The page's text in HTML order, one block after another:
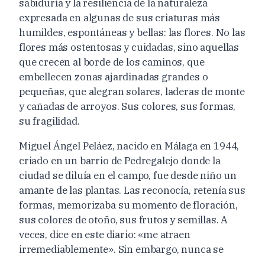
sabiduría y la resiliencia de la naturaleza
expresada en algunas de sus criaturas más
humildes, espontáneas y bellas: las flores. No las
flores más ostentosas y cuidadas, sino aquellas
que crecen al borde de los caminos, que
embellecen zonas ajardinadas grandes o
pequeñas, que alegran solares, laderas de monte
y cañadas de arroyos. Sus colores, sus formas,
su fragilidad.
Miguel Ángel Peláez, nacido en Málaga en 1944,
criado en un barrio de Pedregalejo donde la
ciudad se diluía en el campo, fue desde niño un
amante de las plantas. Las reconocía, retenía sus
formas, memorizaba su momento de floración,
sus colores de otoño, sus frutos y semillas. A
veces, dice en este diario: «me atraen
irremediablemente». Sin embargo, nunca se